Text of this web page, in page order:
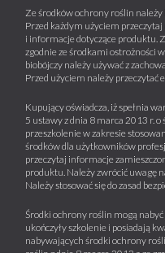
Ze środków ochrony roślin należy
Przed każdym użyciem
i informacje dotyczące produktu.
zgodnie ze środkami ostrożności
biobójczy należy używać z
Przed użyciem należy
Kupujący oświadcza, iż spełnia
5 ustawy z dnia 8 marca 2013 r.
przeszkolenie w zakresie
środków dla użytkowników
przeczytaj informacje
produktu. Należy zwrócić uwagę
Należy stosować się do zasad
Środki ochrony roślin mogą
ukończyły szkolenie i posiadają
nabywających środki ochrony